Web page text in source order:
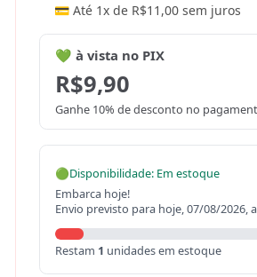
💳 Até 1x de R$11,00sem juros
💚 à vista no PIX
R$9,90
Ganhe 10% de desconto no
🟢Disponibilidade: Em estoque
Embarca hoje!
Envio previsto para hoje, 07/08/2026,
Restam 1 unidades em estoque